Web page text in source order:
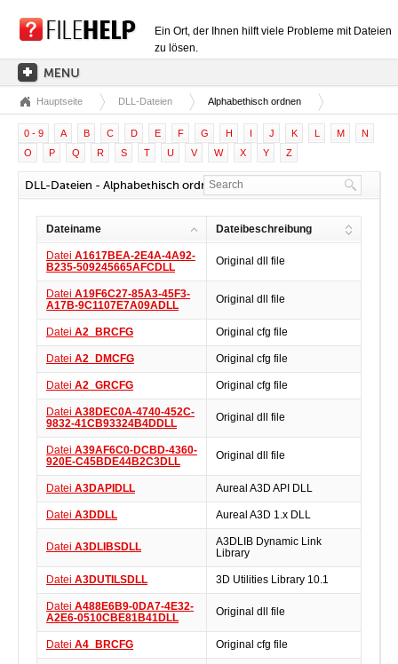
Ein Ort, der Ihnen hilft viele Probleme mit Dateien
zu lösen.
HAUPTSEITE
EXTENSIONSKATEGORIEN
TREIBERKATEGORIEN
DLL-DATEIEN
DATEIKONVERTIERUNGEN
PROGRAMME
Hauptseite DLL-Dateien Alphabethisch ordnen
0 - 9 A B C D E F G H I J K L M
N
O
P Q R S T U V W X Y Z
DLL-Dateien - Alphabethisch ordnen: A
Dateiname Dateibeschreibung
Datei A1617BEA-2E4A-4A92-
B235-509245665AFCDLL
Original dll file
Datei A19F6C27-85A3-45F3-
A17B-9C1107E7A09ADLL
Original dll file
Datei A2_BRCFG Original cfg file
Datei A2_DMCFG Original cfg file
Datei A2_GRCFG Original cfg file
Datei A38DEC0A-4740-452C-
9832-41CB93324B4DDLL
Original dll file
Datei A39AF6C0-DCBD-4360-
920E-C45BDE44B2C3DLL
Original dll file
Datei A3DAPIDLL Aureal A3D API DLL
Datei A3DDLL Aureal A3D 1.x DLL
Datei A3DLIBSDLL
A3DLIB Dynamic Link
Library
Datei A3DUTILSDLL 3D Utilities Library 10.1
Datei A488E6B9-0DA7-4E32-
A2E6-0510CBE81B41DLL
Original dll file
Datei A4_BRCFG Original cfg file